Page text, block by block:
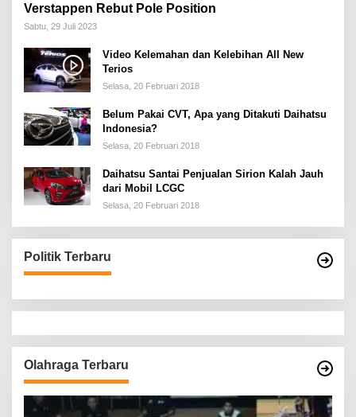
Verstappen Rebut Pole Position
Sabtu, 29 Juli 2023
Video Kelemahan dan Kelebihan All New
Terios
Selasa, 20 Februari 2018
Belum Pakai CVT, Apa yang Ditakuti Daihatsu
Indonesia?
Selasa, 20 Februari 2018
Daihatsu Santai Penjualan Sirion Kalah Jauh
dari Mobil LCGC
Selasa, 20 Februari 2018
Politik Terbaru
Olahraga Terbaru